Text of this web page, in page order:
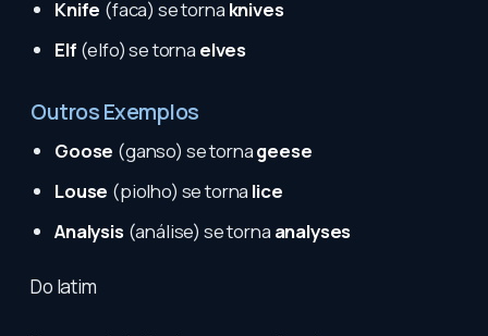
Knife (faca) se torna knives
Elf (elfo) se torna elves
Outros Exemplos
Goose (ganso) se tornageese
Louse (piolho) se torna lice
Analysis (análise) se torna analyses
Do latim